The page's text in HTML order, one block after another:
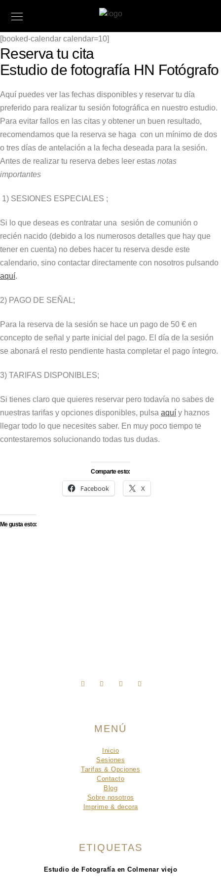
[booked-calendar calendar=10]
Reserva tu cita
Estudio de fotografía HN Fotógrafo
Aquí puedes ver las fechas disponibles y reservar tu día
preferido para realizar tu sesión fotográfica en nuestro estudio.
Para evitar fallos en las citas y obtener un buen resultado,
recomendamos que la reserva se haga con un mínimo de dos
o tres días de antelación a la fecha deseada para la sesión.
Antes de realizar tu reserva debes leer estas notas
importantes
1) SESIONES ESPECIALES ;
Si lo que deseas es contratar una sesión de comunión o
recién nacido (debido a los numerosos detalles que hay que
tener en cuenta) no debes hacer tu reserva desde este
calendario, sino contactar directamente con nosotros pulsando
aquí.
2) PAGO DE SEÑAL;
Para la reserva de la sesión se hace un pago de 50 € en
concepto de señal y parte inicial del pago. El día de la sesión
se abonará el resto pendiente hasta completar el pago íntegro.
3) TARIFAS DISPONIBLES;
Si tienes claro que quieres reservar pero todavía no sabes de
nuestras tarifas y opciones disponibles, pulsa aquí y haznos
llegar todo lo que necesites saber. En muy poco tiempo te
contestaremos solucionando todas tus dudas.
Comparte esto:
Facebook X
Me gusta esto:
MENÚ
Inicio
Sesiones
Tarifas & Opciones
Contacto
Blog
Sobre nosotros
Imprime & decora
ETIQUETAS
Estudio de Fotografía en Colmenar viejo